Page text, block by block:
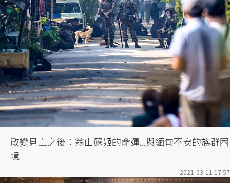
政變見血之後：翁山蘇姬的命運...與緬甸不安的族群困
境
2021-03-11 17:57